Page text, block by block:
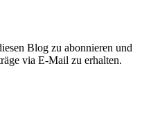
Blog zu abonnieren und
via E-Mail zu erhalten.